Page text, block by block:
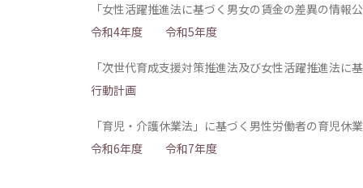
「女性活躍推進法に基づく男女の賃金の差異の情報
令和4年度
令和5年度
「次世代育成支援対策推進法及び女性活躍推進法に
行動計画
「育児・介護休業法」に基づく男性労働者の育児休
令和6年度
令和7年度